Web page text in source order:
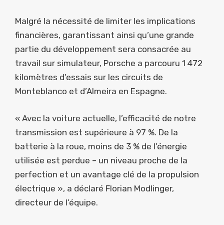
Malgré la nécessité de limiter les implications
financières, garantissant ainsi qu’une grande
partie du développement sera consacrée au
travail sur simulateur, Porsche a parcouru 1 472
kilomètres d’essais sur les circuits de
Monteblanco et d’Almeira en Espagne.
« Avec la voiture actuelle, l’efficacité de notre
transmission est supérieure à 97 %. De la
batterie à la roue, moins de 3 % de l’énergie
utilisée est perdue – un niveau proche de la
perfection et un avantage clé de la propulsion
électrique », a déclaré Florian Modlinger,
directeur de l’équipe.